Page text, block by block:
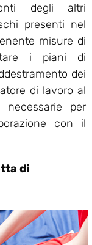
degli altri
presenti nel
misure di
i piani di
dei
di lavoro al
per
con il
di